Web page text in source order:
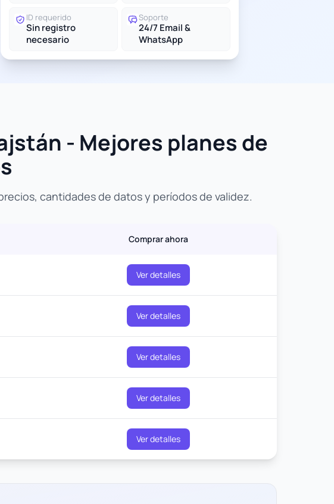
ID requerido
Sin registro
necesario
Soporte
24/7 Email &
WhatsApp
- Mejores planes de
cantidades de datos y períodos de validez.
Comprar ahora
Ver detalles
Ver detalles
Ver detalles
Ver detalles
Ver detalles